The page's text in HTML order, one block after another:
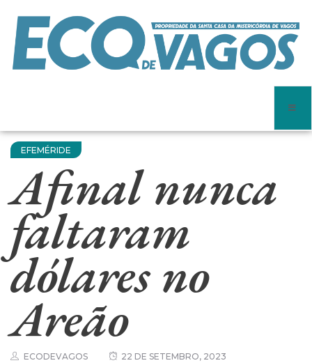
EFEMÉRIDE
Afinal nunca
faltaram
dólares no
Areão
ECODEVAGOS 22 DE SETEMBRO, 2023